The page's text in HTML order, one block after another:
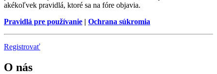
akékoľvek pravidlá, ktoré sa na fóre objavia.
Pravidlá pre používanie | Ochrana súkromia
Registrovať
O nás